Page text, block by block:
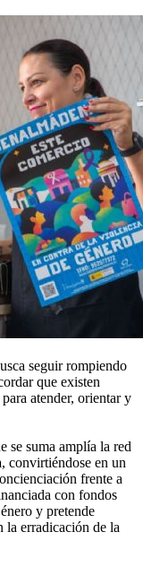
seguir rompiendo
que existen
atender, orientar y
se suma amplía la red
, convirtiéndose en un
frente a
con fondos
y pretende
la erradicación de la